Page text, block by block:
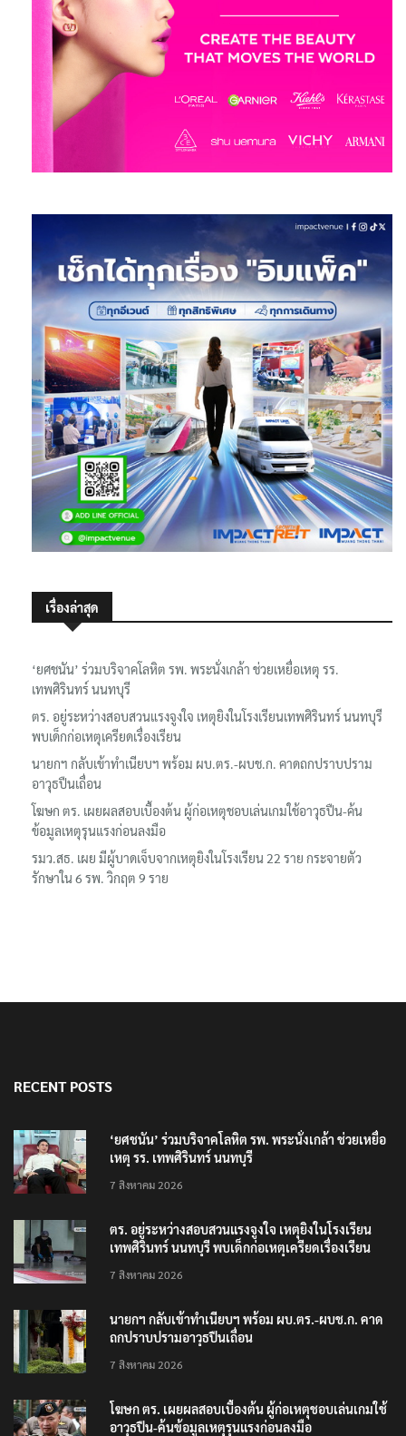
เรื่องล่าสุด
‘ยศชนัน’ ร่วมบริจาคโลหิต รพ. พระนั่งเกล้า ช่วยเหยื่อเหตุ รร.
เทพศิรินทร์ นนทบุรี
ตร. อยู่ระหว่างสอบสวนแรงจูงใจ เหตุยิงในโรงเรียนเทพศิรินทร์ นนทบุรี
พบเด็กก่อเหตุเครียดเรื่องเรียน
นายกฯ กลับเข้าทำเนียบฯ พร้อม ผบ.ตร.-ผบช.ก. คาดถกปราบปราม
อาวุธปืนเถื่อน
โฆษก ตร. เผยผลสอบเบื้องต้น ผู้ก่อเหตุชอบเล่นเกมใช้อาวุธปืน-ค้น
ข้อมูลเหตุรุนแรงก่อนลงมือ
รมว.สธ. เผย มีผู้บาดเจ็บจากเหตุยิงในโรงเรียน 22 ราย กระจายตัว
รักษาใน 6 รพ. วิกฤต 9 ราย
RECENT POSTS
‘ยศชนัน’ ร่วมบริจาคโลหิต รพ. พระนั่งเกล้า ช่วยเหยื่อ
เหตุ รร. เทพศิรินทร์ นนทบุรี
7 สิงหาคม 2026
ตร. อยู่ระหว่างสอบสวนแรงจูงใจ เหตุยิงในโรงเรียน
เทพศิรินทร์ นนทบุรี พบเด็กก่อเหตุเครียดเรื่องเรียน
7 สิงหาคม 2026
นายกฯ กลับเข้าทำเนียบฯ พร้อม ผบ.ตร.-ผบช.ก. คาด
ถกปราบปรามอาวุธปืนเถื่อน
7 สิงหาคม 2026
โฆษก ตร. เผยผลสอบเบื้องต้น ผู้ก่อเหตุชอบเล่นเกมใช้
อาวุธปืน-ค้นข้อมูลเหตุรุนแรงก่อนลงมือ